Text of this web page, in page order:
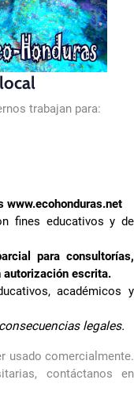
trabajan para:
www.ecohonduras.net
fines educativos y de
para consultorías,
escrita.
académicos y
legales.
usado comercialmente.
contáctanos en